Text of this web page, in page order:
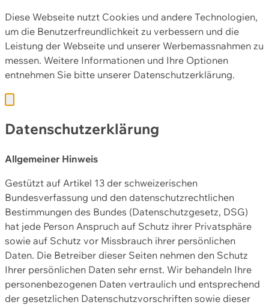
Diese Webseite nutzt Cookies und andere Technologien,
um die Benutzerfreundlichkeit zu verbessern und die
Leistung der Webseite und unserer Werbemassnahmen zu
messen. Weitere Informationen und Ihre Optionen
entnehmen Sie bitte unserer Datenschutzerklärung.
Datenschutzerklärung
Allgemeiner Hinweis
Gestützt auf Artikel 13 der schweizerischen
Bundesverfassung und den datenschutzrechtlichen
Bestimmungen des Bundes (Datenschutzgesetz, DSG)
hat jede Person Anspruch auf Schutz ihrer Privatsphäre
sowie auf Schutz vor Missbrauch ihrer persönlichen
Daten. Die Betreiber dieser Seiten nehmen den Schutz
Ihrer persönlichen Daten sehr ernst. Wir behandeln Ihre
personenbezogenen Daten vertraulich und entsprechend
der gesetzlichen Datenschutzvorschriften sowie dieser